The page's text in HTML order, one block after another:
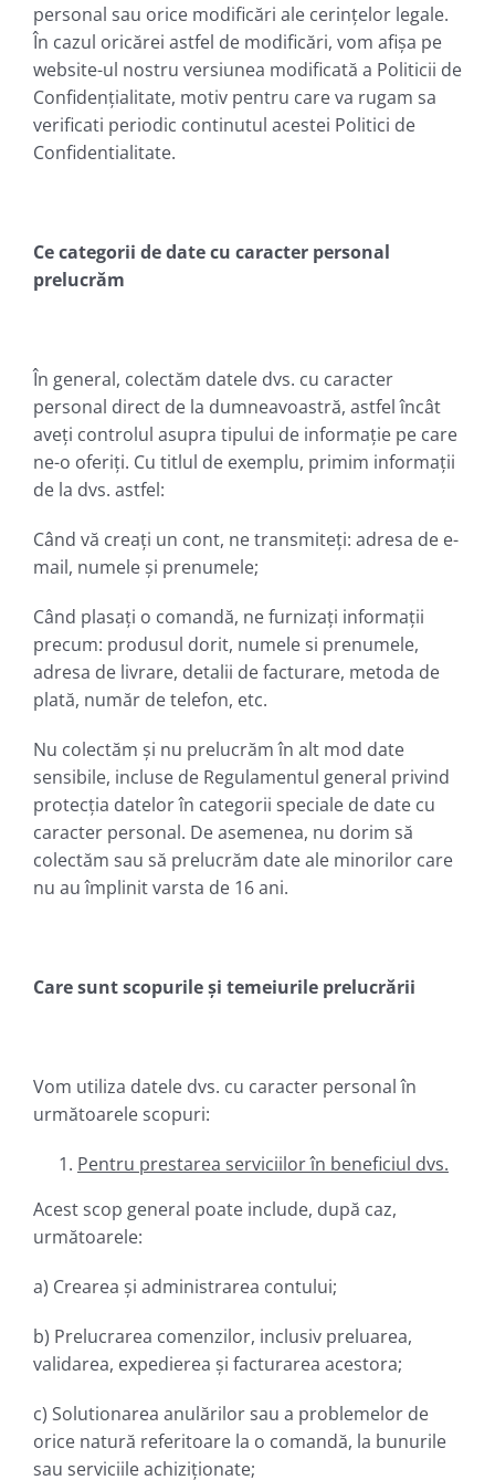
personal sau orice modificări ale cerințelor legale.
În cazul oricărei astfel de modificări, vom afișa pe
website-ul nostru versiunea modificată a Politicii de
Confidențialitate, motiv pentru care va rugam sa
verificati periodic continutul acestei Politici de
Confidentialitate.
Ce categorii de date cu caracter personal
prelucrăm
În general, colectăm datele dvs. cu caracter
personal direct de la dumneavoastră, astfel încât
aveți controlul asupra tipului de informație pe care
ne-o oferiți. Cu titlul de exemplu, primim informații
de la dvs. astfel:
Când vă creați un cont, ne transmiteți: adresa de e-
mail, numele și prenumele;
Când plasați o comandă, ne furnizați informații
precum: produsul dorit, numele si prenumele,
adresa de livrare, detalii de facturare, metoda de
plată, număr de telefon, etc.
Nu colectăm și nu prelucrăm în alt mod date
sensibile, incluse de Regulamentul general privind
protecția datelor în categorii speciale de date cu
caracter personal. De asemenea, nu dorim să
colectăm sau să prelucrăm date ale minorilor care
nu au împlinit varsta de 16 ani.
Care sunt scopurile și temeiurile prelucrării
Vom utiliza datele dvs. cu caracter personal în
următoarele scopuri:
Pentru prestarea serviciilorîn beneficiul dvs.
Acest scop general poate include, după caz,
următoarele:
a) Crearea și administrarea contului;
b) Prelucrarea comenzilor, inclusiv preluarea,
validarea, expedierea și facturarea acestora;
c) Solutionarea anulărilor sau a problemelor de
orice natură referitoare la o comandă, la bunurile
sau serviciile achiziționate;